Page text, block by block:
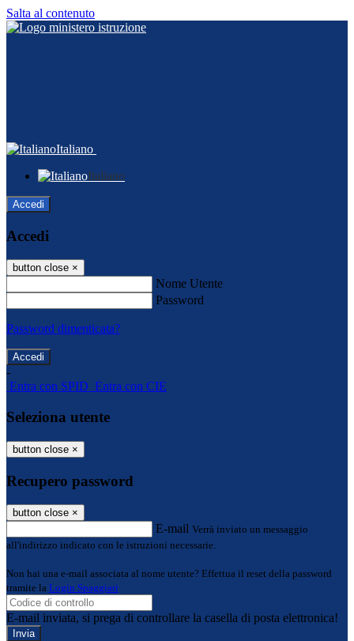
Salta al contenuto
Italiano
Italiano
Accedi
Accedi
button close ×
Nome Utente
Password
Password dimenticata?
-
Entra con SPID Entra con CIE
Seleziona utente
button close ×
Recupero password
button close ×
E-mail Verrà inviato un messaggio
all'indirizzo indicato con le istruzioni necessarie.
Non hai una e-mail associata al nome utente? Effettua il reset della password
tramite la Login Spaggiari
E-mail inviata, si prega di controllare la casella di posta elettronica!